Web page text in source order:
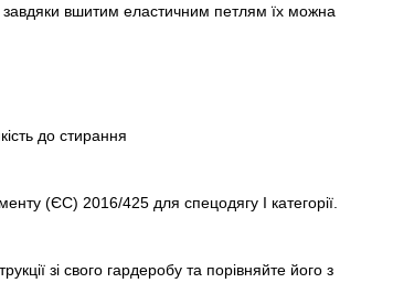
завдяки вшитим еластичним петлям їх можна
до стирання
(ЄС) 2016/425 для спецодягу І категорії.
зі свого гардеробу та порівняйте його з